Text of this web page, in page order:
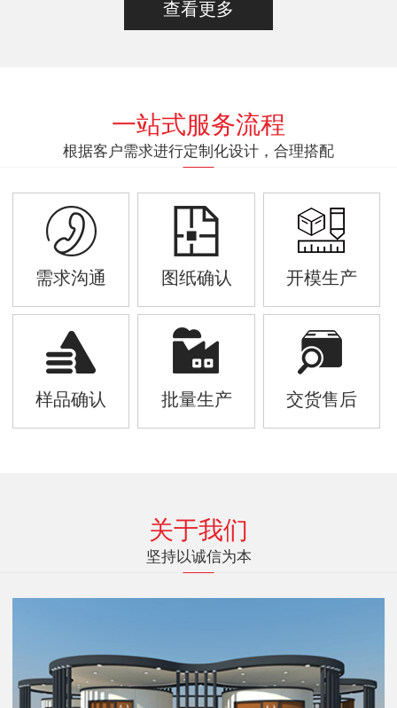
查看更多
一站式服务流程
根据客户需求进行定制化设计，合理搭配
需求沟通 图纸确认 开模生产
样品确认 批量生产 交货售后
关于我们
坚持以诚信为本